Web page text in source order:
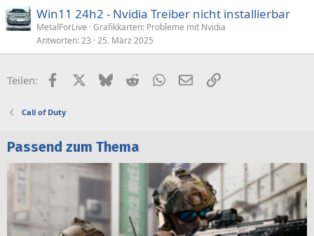
Win11 24h2 - Nvidia Treiber nicht installierbar
MetalForLive Grafikkarten: Probleme mit Nvidia
Antworten 23 25. März 2025
Teilen: FacebookX (Twitter)
BlueskyRedditWhatsApp
E-MailLink
Call of Duty
Passend zum Thema